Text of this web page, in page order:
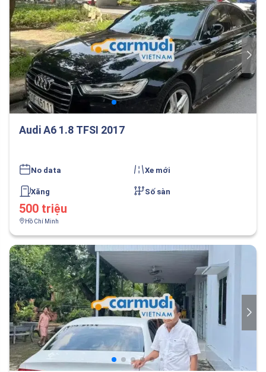
Audi A6 1.8 TFSI 2017
No data Xe mới
Xăng Số sàn
500 triệu
Hồ Chí Minh